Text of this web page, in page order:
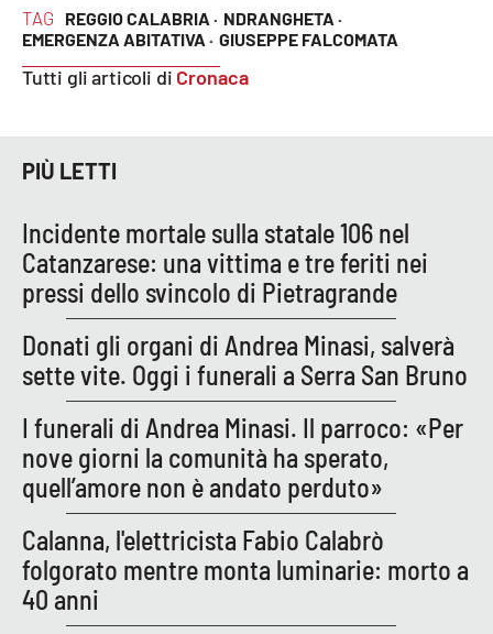
Vibo Valentia
Cosenza
Lamezia Terme
PROGETTI
SPECIALI
Buona Sanità Calabria
LA
CALABRIAVISIONE
Destinazioni
Eventi
Food
TAG REGGIO CALABRIA · NDRANGHETA ·
EMERGENZA ABITATIVA · GIUSEPPE FALCOMATA
Tutti gli articoli di Cronaca
PIÙ LETTI
Incidente mortale sulla statale 106 nel
Catanzarese: una vittima e tre feriti nei
pressi dello svincolo di Pietragrande
Donati gli organi di Andrea Minasi, salverà
sette vite. Oggi i funerali a Serra San Bruno
I funerali di Andrea Minasi. Il parroco: «Per
nove giorni la comunità ha sperato,
quell’amore non è andato perduto»
Calanna, l'elettricista Fabio Calabrò
folgorato mentre monta luminarie: morto a
40 anni